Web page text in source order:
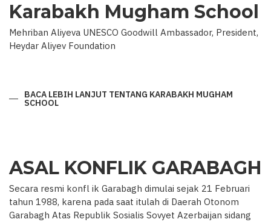
Karabakh Mugham School
Mehriban Aliyeva UNESCO Goodwill Ambassador, President,
Heydar Aliyev Foundation
BACA LEBIH LANJUT TENTANG KARABAKH MUGHAM
SCHOOL
ASAL KONFLIK GARABAGH
Secara resmi konfl ik Garabagh dimulai sejak 21 Februari
tahun 1988, karena pada saat itulah di Daerah Otonom
Garabagh Atas Republik Sosialis Sovyet Azerbaijan sidang